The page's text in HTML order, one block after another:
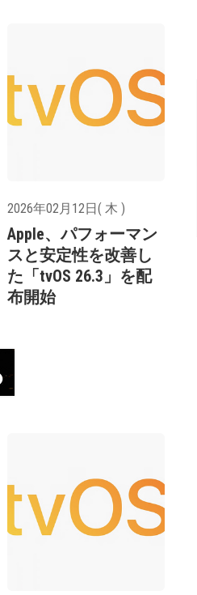
2026年02月12日( 木 )
Apple、パフォーマン
スと安定性を改善し
た「tvOS 26.3」を配
布開始